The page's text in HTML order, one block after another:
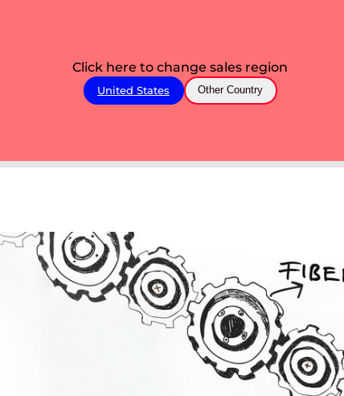
Click here to change sales region
United States Other Country